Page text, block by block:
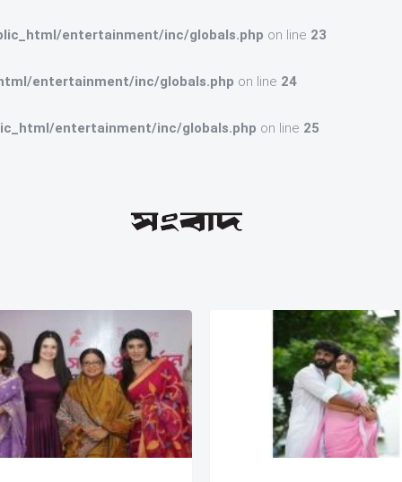
entertainment/inc/globals.php on line 23
entertainment/inc/globals.php on line 24
entertainment/inc/globals.php on line 25